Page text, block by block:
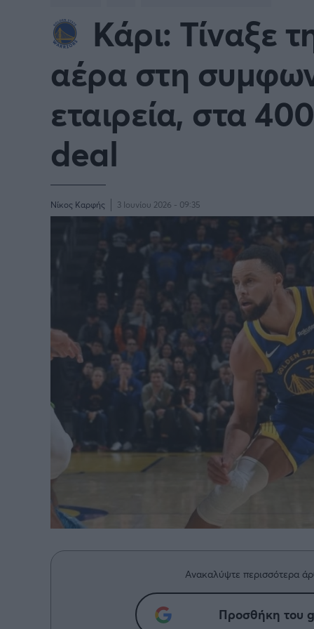
Πυγμαχία
Γιώργος Τσακίρης
BASKETBALL CHAMPIONS
LEAGUE
NBA
VTB LEAGUE Α1
Μπάσκετ: Ισπανία
Μπάσκετ: Ιταλία
Μπάσκετ: Ισραήλ
Προκριματικά EUROBASKET
EUROBASKET Γυναικών 2025
BASKETAKI
Κάρι: Τίναξε
αέρα στη
εταιρεία, στα
deal
Νίκος Καρφής 3 Ιουνίου 2026 - 09:35
Ανακαλύψτε περισσότερα
Προσθήκη του